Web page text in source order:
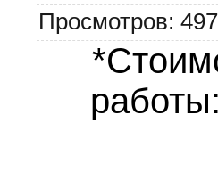
Просмотров: 497